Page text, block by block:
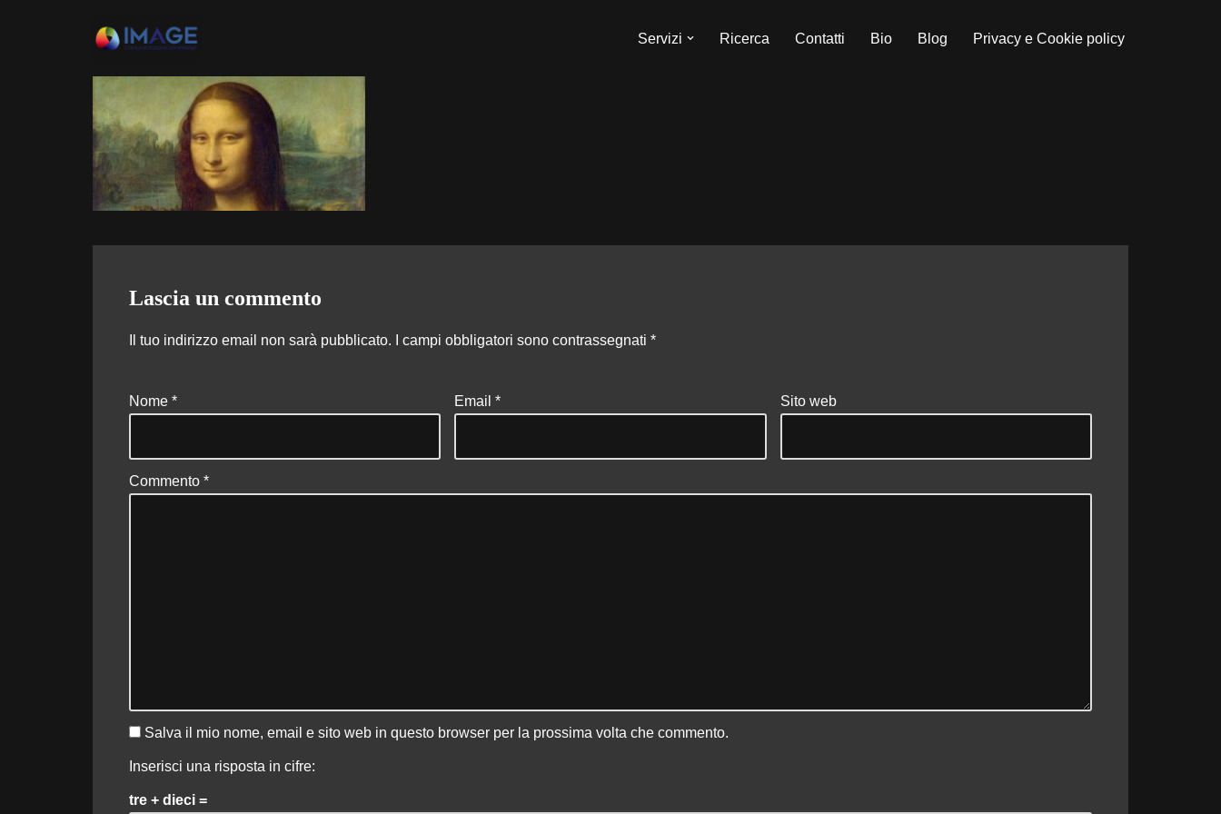
Servizi Ricerca Contatti Bio Blog Privacy e Cookie policy
Lascia un commento
Il tuo indirizzo email non sarà pubblicato. I campi obbligatori sono contrassegnati *
Nome * Email* Sito web
Commento *
Salva il mio nome, email e sito web in questo browser per la prossima volta che commento.
Inserisci una risposta in cifre:
tre + dieci =